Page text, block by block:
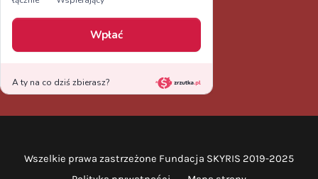
Wszelkie prawa zastrzeżone Fundacja SKYRIS 2019-2025